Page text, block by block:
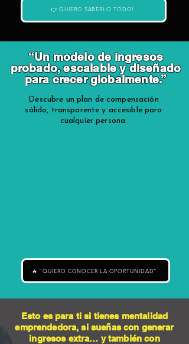
👉 QUIERO SABERLO TODO!
“Un modelo de ingresos
probado, escalable y diseñado
para crecer globalmente.”
Descubre un plan de compensación
sólido, transparente y accesible para
cualquier persona.
🔥 “QUIERO CONOCER LA OPORTUNIDAD”
Esto es para ti si tienes mentalidad
emprendedora, si sueñas con generar
ingresos extra… y también con